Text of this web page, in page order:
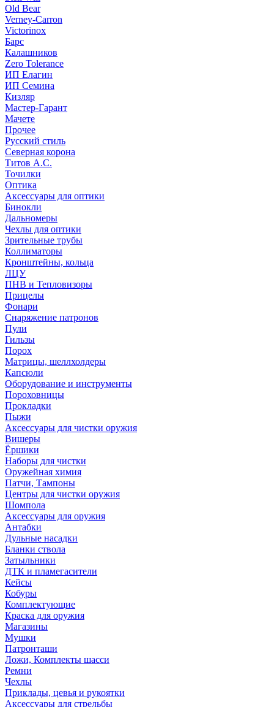
Old Bear
Verney-Carron
Victorinox
Барс
Калашников
Zero Tolerance
ИП Елагин
ИП Семина
Кизляр
Мастер-Гарант
Мачете
Прочее
Русский стиль
Северная корона
Титов А.С.
Точилки
Оптика
Аксессуары для оптики
Бинокли
Дальномеры
Чехлы для оптики
Зрительные трубы
Коллиматоры
Кронштейны, кольца
ЛЦУ
ПНВ и Тепловизоры
Прицелы
Фонари
Снаряжение патронов
Пули
Гильзы
Порох
Матрицы, шеллхолдеры
Капсюли
Оборудование и инструменты
Пороховницы
Прокладки
Пыжи
Аксессуары для чистки оружия
Вишеры
Ёршики
Наборы для чистки
Оружейная химия
Патчи, Тампоны
Центры для чистки оружия
Шомпола
Аксессуары для оружия
Антабки
Дульные насадки
Бланки ствола
Затыльники
ДТК и пламегасители
Кейсы
Кобуры
Комплектующие
Краска для оружия
Магазины
Мушки
Патронташи
Ложи, Комплекты шасси
Ремни
Чехлы
Приклады, цевья и рукоятки
Аксессуары для стрельбы